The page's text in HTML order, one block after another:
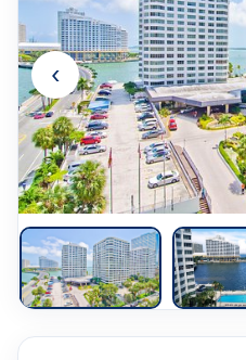
‹